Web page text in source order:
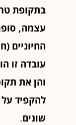
בתקופת
עצמה,
החיוניים
עובדה זו
והן את
להקפיד על
שונים.